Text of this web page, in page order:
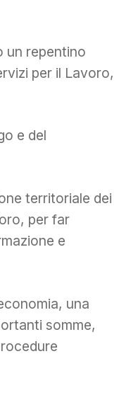
un repentino
per il Lavoro,
e del
territoriale dei
per far
e
una
somme,